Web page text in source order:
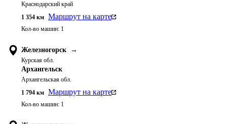
Краснодарский край
1 354 км Маршрут на карте
Кол-во машин: 1
Железногорск →
Курская обл.
Архангельск
Архангельская обл.
1 794 км Маршрут на карте
Кол-во машин: 1